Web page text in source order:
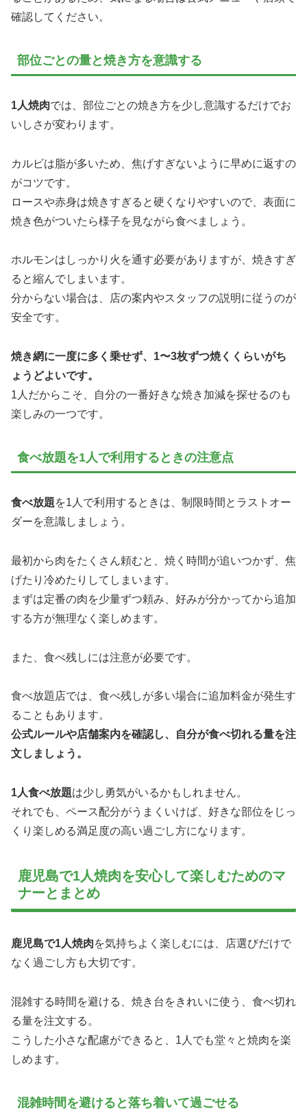
確認してください。
部位ごとの量と焼き方を意識する
1人焼肉では、部位ごとの焼き方を少し意識するだけでお
いしさが変わります。
カルビは脂が多いため、焦げすぎないように早めに返すの
がコツです。
ロースや赤身は焼きすぎると硬くなりやすいので、表面に
焼き色がついたら様子を見ながら食べましょう。
ホルモンはしっかり火を通す必要がありますが、焼きすぎ
ると縮んでしまいます。
分からない場合は、店の案内やスタッフの説明に従うのが
安全です。
焼き網に一度に多く乗せず、1〜3枚ずつ焼くくらいがち
ょうどよいです。
1人だからこそ、自分の一番好きな焼き加減を探せるのも
楽しみの一つです。
食べ放題を1人で利用するときの注意点
食べ放題を1人で利用するときは、制限時間とラストオー
ダーを意識しましょう。
最初から肉をたくさん頼むと、焼く時間が追いつかず、焦
げたり冷めたりしてしまいます。
まずは定番の肉を少量ずつ頼み、好みが分かってから追加
する方が無理なく楽しめます。
また、食べ残しには注意が必要です。
食べ放題店では、食べ残しが多い場合に追加料金が発生す
ることもあります。
公式ルールや店舗案内を確認し、自分が食べ切れる量を注
文しましょう。
1人食べ放題は少し勇気がいるかもしれません。
それでも、ペース配分がうまくいけば、好きな部位をじっ
くり楽しめる満足度の高い過ごし方になります。
鹿児島で1人焼肉を安心して楽しむためのマ
ナーとまとめ
鹿児島で1人焼肉を気持ちよく楽しむには、店選びだけで
なく過ごし方も大切です。
混雑する時間を避ける、焼き台をきれいに使う、食べ切れ
る量を注文する。
こうした小さな配慮ができると、1人でも堂々と焼肉を楽
しめます。
混雑時間を避けると落ち着いて過ごせる